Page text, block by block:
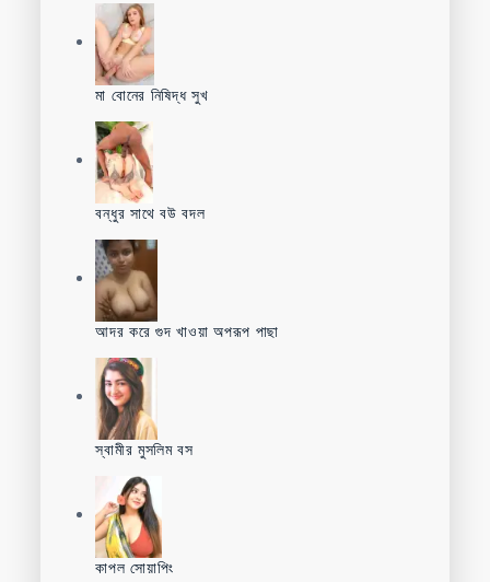
মা বোনের নিষিদ্ধ সুখ
বন্ধুর সাথে বউ বদল
আদর করে গুদ খাওয়া অপরূপ পাছা
স্বামীর মুসলিম বস
কাপল সোয়াপিং